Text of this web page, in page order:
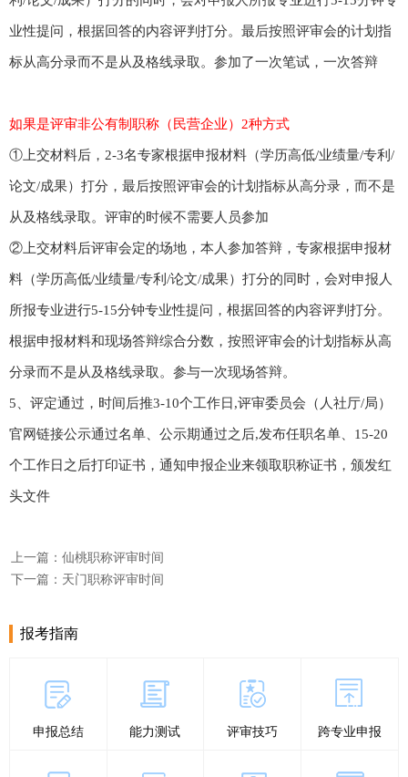
业性提问，根据回答的内容评判打分。最后按照评审会的计划指
标从高分录而不是从及格线录取。参加了一次笔试，一次答辩
如果是评审非公有制职称（民营企业）2种方式
①上交材料后，2-3名专家根据申报材料（学历高低/业绩量/专利/
论文/成果）打分，最后按照评审会的计划指标从高分录，而不是
从及格线录取。评审的时候不需要人员参加
②上交材料后评审会定的场地，本人参加答辩，专家根据申报材
料（学历高低/业绩量/专利/论文/成果）打分的同时，会对申报人
所报专业进行5-15分钟专业性提问，根据回答的内容评判打分。
根据申报材料和现场答辩综合分数，按照评审会的计划指标从高
分录而不是从及格线录取。参与一次现场答辩。
5、评定通过，时间后推3-10个工作日,评审委员会（人社厅/局）
官网链接公示通过名单、公示期通过之后,发布任职名单、15-20
个工作日之后打印证书，通知申报企业来领取职称证书，颁发红
头文件
上一篇：仙桃职称评审时间
下一篇：天门职称评审时间
报考指南
申报总结 能力测试 评审技巧 跨专业申报